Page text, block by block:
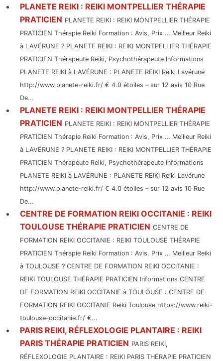
PLANETE REIKI : REIKI MONTPELLIER THÉRAPIE
PRATICIEN PLANETE REIKI : REIKI MONTPELLIER THÉRAPIE
PRATICIEN Thérapie Reiki Formation : Avis, Prix … Meilleur Reiki
à LAVÉRUNE ? PLANETE REIKI : REIKI MONTPELLIER THÉRAPIE
PRATICIEN Thérapeute Reiki, Psychothérapeute Informations
PLANETE REIKI à LAVÉRUNE : PLANETE REIKI Reiki Lavérune
http://www.planete-reiki.fr/ € 4.0 étoiles – sur 12 avis 10 Rue
De...
PLANETE REIKI : REIKI MONTPELLIER THÉRAPIE
PRATICIEN PLANETE REIKI : REIKI MONTPELLIER THÉRAPIE
PRATICIEN Thérapie Reiki Formation : Avis, Prix … Meilleur Reiki
à LAVÉRUNE ? PLANETE REIKI : REIKI MONTPELLIER THÉRAPIE
PRATICIEN Thérapeute Reiki, Psychothérapeute Informations
PLANETE REIKI à LAVÉRUNE : PLANETE REIKI Reiki Lavérune
http://www.planete-reiki.fr/ € 4.0 étoiles – sur 12 avis 10 Rue
De...
CENTRE DE FORMATION REIKI OCCITANIE : REIKI
TOULOUSE THÉRAPIE PRATICIEN CENTRE DE
FORMATION REIKI OCCITANIE : REIKI TOULOUSE THÉRAPIE
PRATICIEN Thérapie Reiki Formation : Avis, Prix … Meilleur Reiki
à TOULOUSE ? CENTRE DE FORMATION REIKI OCCITANIE :
REIKI TOULOUSE THÉRAPIE PRATICIEN Informations CENTRE
DE FORMATION REIKI OCCITANIE à TOULOUSE : CENTRE DE
FORMATION REIKI OCCITANIE Reiki Toulouse https://www.reiki-
toulouse-occitanie.fr/ €...
PARIS REIKI, RÉFLEXOLOGIE PLANTAIRE : REIKI
PARIS THÉRAPIE PRATICIEN PARIS REIKI,
RÉFLEXOLOGIE PLANTAIRE : REIKI PARIS THÉRAPIE PRATICIEN